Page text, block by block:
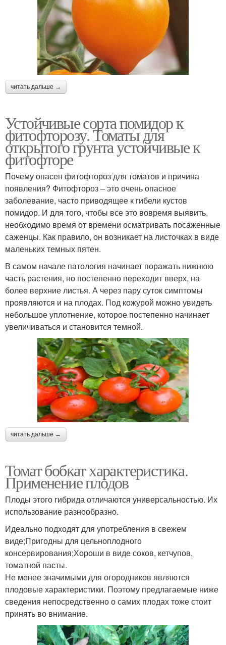
читать дальше →
Устойчивые сорта помидор к
фитофторозу. Томаты для
открытого грунта устойчивые к
фитофторе
Почему опасен фитофтороз для томатов и причина
появления? Фитофтороз – это очень опасное
заболевание, часто приводящее к гибели кустов
помидор. И для того, чтобы все это вовремя выявить,
необходимо время от времени осматривать посаженные
саженцы. Как правило, он возникает на листочках в виде
маленьких темных пятен.
В самом начале патология начинает поражать нижнюю
часть растения, но постепенно переходит вверх, на
более верхние листья. А через пару суток симптомы
проявляются и на плодах. Под кожурой можно увидеть
небольшое уплотнение, которое постепенно начинает
увеличиваться и становится темной.
читать дальше →
Томат бобкат характеристика.
Применение плодов
Плоды этого гибрида отличаются универсальностью. Их
использование разнообразно.
Идеально подходят для употребления в свежем
виде;Пригодны для цельноплодного
консервирования;Хороши в виде соков, кетчупов,
томатной пасты.
Не менее значимыми для огородников являются
плодовые характеристики. Поэтому предлагаемые ниже
сведения непосредственно о самих плодах тоже стоит
принять во внимание.